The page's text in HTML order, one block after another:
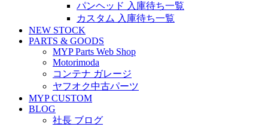
パンヘッド 入庫待ち一覧
カスタム 入庫待ち一覧
NEW STOCK
PARTS & GOODS
MYP Parts Web Shop
Motorimoda
コンテナ ガレージ
ヤフオク中古パーツ
MYP CUSTOM
BLOG
社長 ブログ